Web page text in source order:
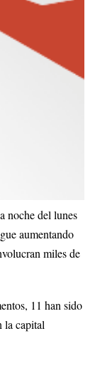
noche del lunes
aumentando
miles de
11 han sido
la capital